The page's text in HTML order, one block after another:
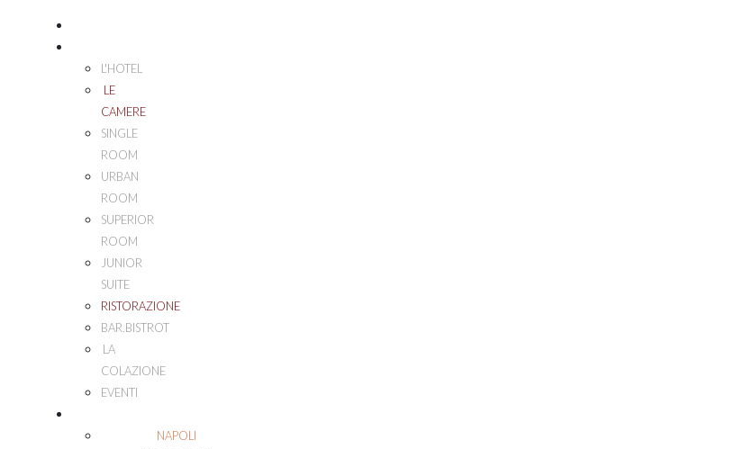
L'HOTEL
LE
CAMERE
SINGLE
ROOM
URBAN
ROOM
SUPERIOR
ROOM
JUNIOR
SUITE
RISTORAZIONE
BAR.BISTROT
LA
COLAZIONE
EVENTI
NAPOLI